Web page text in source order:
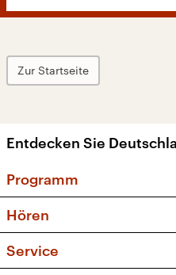
Zur Startseite
Entdecken Sie
Programm
Sendungen und
Musikliste
Hören
Frequenzen (UKW +
Service